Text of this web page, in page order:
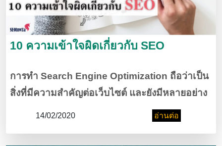
10 ความเข้าใจผิดเกี่ยวกับ SEO
การทำ Search Engine Optimization ถือว่าเป็น
สิ่งที่มีความสำคัญต่อเว็บไซต์ และยังมีหลายอย่าง
ที่ทำให้เข้าใจผิด โดยข้อต่อไปนี้จะช่วยให้หลาย
14/02/2020 อ่านต่อ